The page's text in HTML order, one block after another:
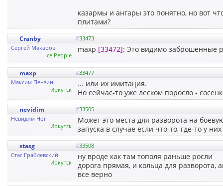
казармы и ангары это понятно, но вот
плитами?
Cranby #33473
Сергей Макаров
Ice People
maxp [33472]: Это видимо заброшенные
maxp #33477
Максим Пензин
Иркутск
... или их имитация.
Но сейчас-то уже леском поросло -
nevidim #33505
Невидим Нет
Иркутск
Может это места для разворота на
запуска в случае если что-то, где-то у
stasg #33508
Стас Граблевский
Иркутск
ну вроде как там тополя раньше росли
дорога прямая, и кольца для разворота,
все верно